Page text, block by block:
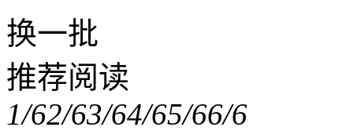
换一批
推荐阅读
1/62/63/64/65/66/6